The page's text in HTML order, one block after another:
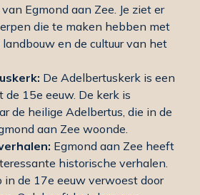
Egmond aan Zee. Je ziet er
die te maken hebben met
landbouw en de cultuur van het
De Adelbertuskerk is een
de 15e eeuw. De kerk is
de heilige Adelbertus, die in de
aan Zee woonde.
Egmond aan Zee heeft
historische verhalen.
in de 17e eeuw verwoest door